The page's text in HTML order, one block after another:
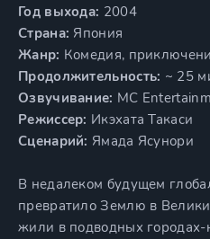
Год выхода: 2004
Страна: Япония
Жанр: Комедия,
Продолжительность: ~ 25
Озвучивание: MC
Режиссер: Икэхата Такаси
Сценарий: Ямада Ясунори
В недалеком будущем
превратило Землю в
жили в подводных